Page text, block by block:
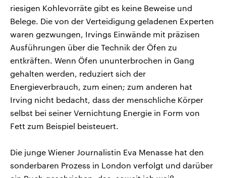
riesigen Kohlevorräte gibt es keine Beweise und
Belege. Die von der Verteidigung geladenen Experten
waren gezwungen, Irvings Einwände mit präzisen
Ausführungen über die Technik der Öfen zu
entkräften. Wenn Öfen ununterbrochen in Gang
gehalten werden, reduziert sich der
Energieverbrauch, zum einen; zum anderen hat
Irving nicht bedacht, dass der menschliche Körper
selbst bei seiner Vernichtung Energie in Form von
Fett zum Beispiel beisteuert.
Die junge Wiener Journalistin Eva Menasse hat den
sonderbaren Prozess in London verfolgt und darüber